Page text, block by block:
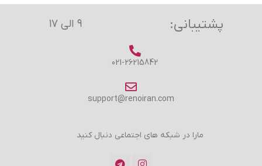
پشتیبانی: ۹ الی ۱۷
021-26215842
support@renoiran.com
مارا در شبکه های اجتماعی دنبال کنید